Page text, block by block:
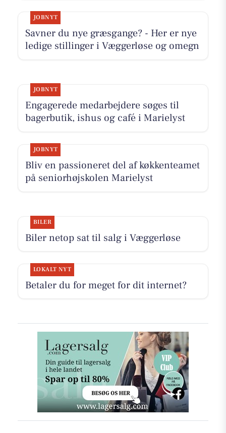
JOBNYT
Savner du nye græsgange? - Her er nye
ledige stillinger i Væggerløse og omegn
JOBNYT
Engagerede medarbejdere søges til
bagerbutik, ishus og café i Marielyst
JOBNYT
Bliv en passioneret del af køkkenteamet
på seniorhøjskolen Marielyst
BILER
Biler netop sat til salg i Væggerløse
LOKALT NYT
Betaler du for meget for dit internet?